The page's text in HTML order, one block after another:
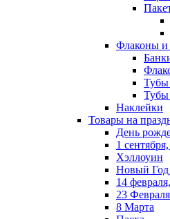
Флаконы и
Тубы
Тубы
Наклейки
Товары на
День
1
Хэллоуин
Новый Год
14
23 Февраля
8 Марта